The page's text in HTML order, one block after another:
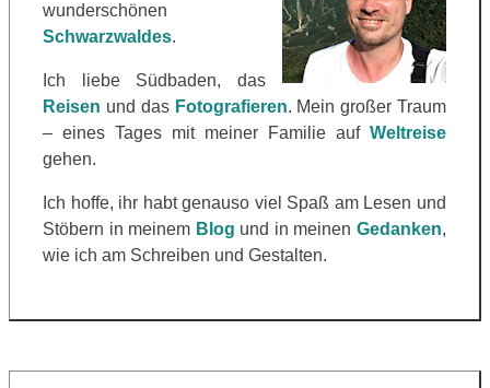
wunderschönen
Schwarzwaldes.
Ich liebe Südbaden, das
Reisen und das Fotografieren. Mein großer Traum
– eines Tages mit meiner Familie auf Weltreise
gehen.
Ich hoffe, ihr habt genauso viel Spaß am Lesen und
Stöbern in meinem Blog und in meinenGedanken,
wie ich am Schreiben und Gestalten.